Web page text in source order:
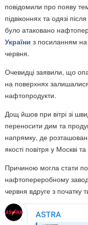
повідомили про появу
підвіконнях та одязі
було атаковано
України з посиланням
червня.
Очевидці заявили, що
на поверхнях
нафтопродукти.
Дощ йшов при вітрі зі
переносити дим та
напрямку, де
якості повітря у Москві
Причиною могла стати
нафтопереробному
червня вдруге з початку